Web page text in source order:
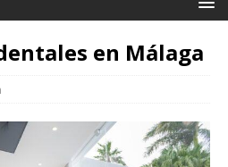
en Málaga